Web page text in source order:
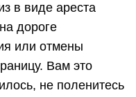
в виде ареста
дороге
или отмены
Вам это
не поленитесь